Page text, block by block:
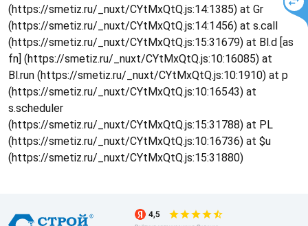
(https://smetiz.ru/_nuxt/CYtMxQtQ.js:14:1385) at Gr
(https://smetiz.ru/_nuxt/CYtMxQtQ.js:14:1456) at s.call
(https://smetiz.ru/_nuxt/CYtMxQtQ.js:15:31679) at Bl.d [as
fn] (https://smetiz.ru/_nuxt/CYtMxQtQ.js:10:16085) at
Bl.run (https://smetiz.ru/_nuxt/CYtMxQtQ.js:10:1910) at p
(https://smetiz.ru/_nuxt/CYtMxQtQ.js:10:16543) at
s.scheduler
(https://smetiz.ru/_nuxt/CYtMxQtQ.js:15:31788) at PL
(https://smetiz.ru/_nuxt/CYtMxQtQ.js:10:16736) at $u
(https://smetiz.ru/_nuxt/CYtMxQtQ.js:15:31880)